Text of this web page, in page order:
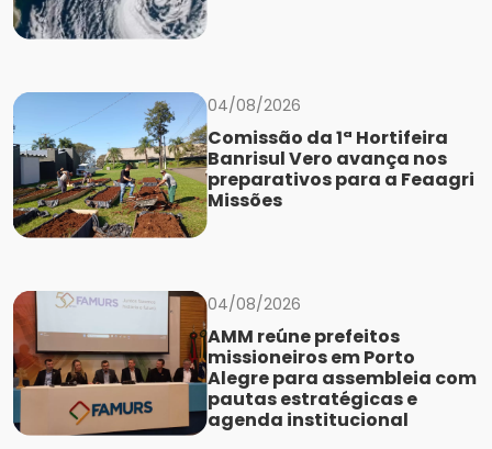
04/08/2026
Comissão da 1ª Hortifeira
Banrisul Vero avança nos
preparativos para a Feaagri
Missões
04/08/2026
AMM reúne prefeitos
missioneiros em Porto
Alegre para assembleia com
pautas estratégicas e
agenda institucional